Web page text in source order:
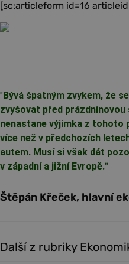
[sc:articleform id=16
" Bývá špatným zvykem, že
zvyšovat před
nenastane výjimka z tohoto
více než v předchozích
autem. Musí si však dát
v západní a jižní Evropě."
Štěpán Křeček, hlavní
Další z rubriky